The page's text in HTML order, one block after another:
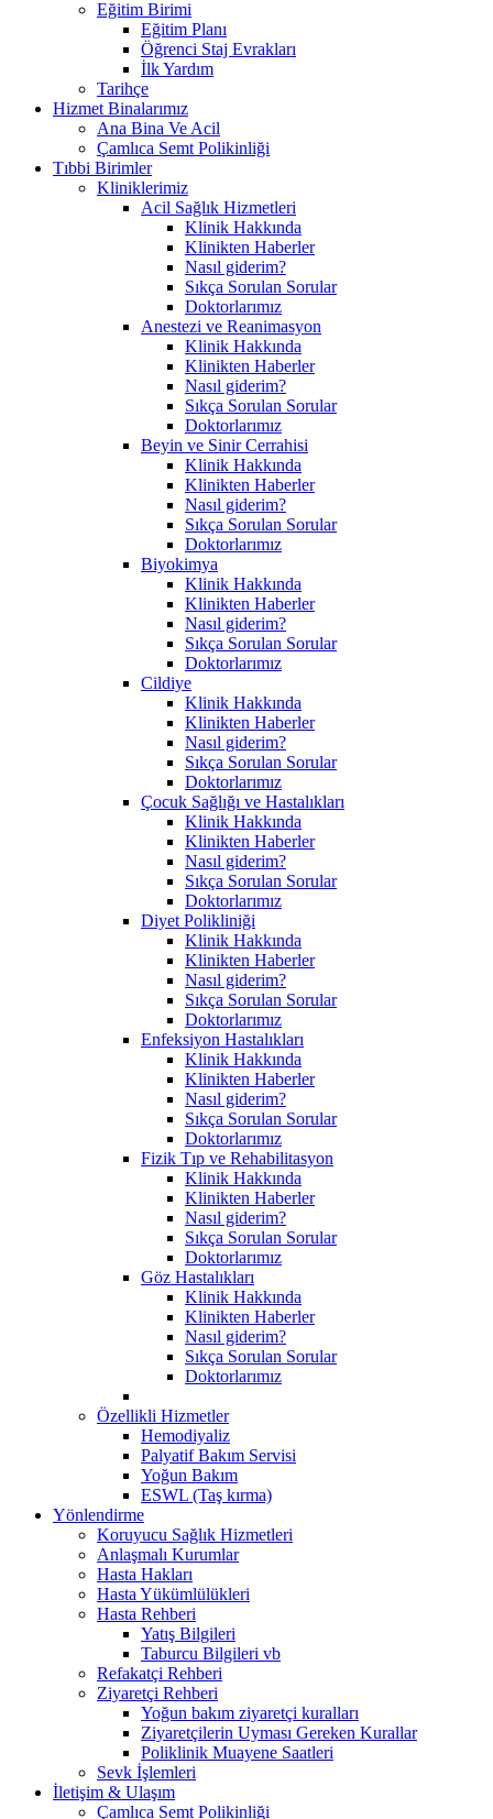
Eğitim Birimi
Eğitim Planı
Öğrenci Staj Evrakları
İlk Yardım
Tarihçe
Hizmet Binalarımız
Ana Bina Ve Acil
Çamlıca Semt Polikinliği
Tıbbi Birimler
Kliniklerimiz
Acil Sağlık Hizmetleri
Klinik Hakkında
Klinikten Haberler
Nasıl giderim?
Sıkça Sorulan Sorular
Doktorlarımız
Anestezi ve Reanimasyon
Klinik Hakkında
Klinikten Haberler
Nasıl giderim?
Sıkça Sorulan Sorular
Doktorlarımız
Beyin ve Sinir Cerrahisi
Klinik Hakkında
Klinikten Haberler
Nasıl giderim?
Sıkça Sorulan Sorular
Doktorlarımız
Biyokimya
Klinik Hakkında
Klinikten Haberler
Nasıl giderim?
Sıkça Sorulan Sorular
Doktorlarımız
Cildiye
Klinik Hakkında
Klinikten Haberler
Nasıl giderim?
Sıkça Sorulan Sorular
Doktorlarımız
Çocuk Sağlığı ve Hastalıkları
Klinik Hakkında
Klinikten Haberler
Nasıl giderim?
Sıkça Sorulan Sorular
Doktorlarımız
Diyet Polikliniği
Klinik Hakkında
Klinikten Haberler
Nasıl giderim?
Sıkça Sorulan Sorular
Doktorlarımız
Enfeksiyon Hastalıkları
Klinik Hakkında
Klinikten Haberler
Nasıl giderim?
Sıkça Sorulan Sorular
Doktorlarımız
Fizik Tıp ve Rehabilitasyon
Klinik Hakkında
Klinikten Haberler
Nasıl giderim?
Sıkça Sorulan Sorular
Doktorlarımız
Göz Hastalıkları
Klinik Hakkında
Klinikten Haberler
Nasıl giderim?
Sıkça Sorulan Sorular
Doktorlarımız
Özellikli Hizmetler
Hemodiyaliz
Palyatif Bakım Servisi
Yoğun Bakım
ESWL (Taş kırma)
Yönlendirme
Koruyucu Sağlık Hizmetleri
Anlaşmalı Kurumlar
Hasta Hakları
Hasta Yükümlülükleri
Hasta Rehberi
Yatış Bilgileri
Taburcu Bilgileri vb
Refakatçi Rehberi
Ziyaretçi Rehberi
Yoğun bakım ziyaretçi kuralları
Ziyaretçilerin Uyması Gereken Kurallar
Poliklinik Muayene Saatleri
Sevk İşlemleri
İletişim & Ulaşım
Çamlıca Semt Polikinliği